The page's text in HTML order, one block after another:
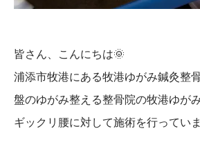
皆さん、こんにちは🌞
浦添市牧港にある牧港ゆがみ鍼灸整
盤のゆがみ整える整骨院の牧港ゆが
ギックリ腰に対して施術を行っていま